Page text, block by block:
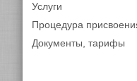
Услуги
Процедура
Документы, тарифы